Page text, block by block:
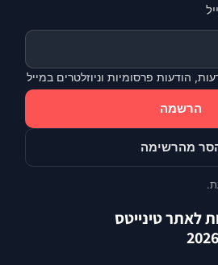
הודעות פרסומיות וניוזלטרים במייל
הרשמה
מהרשימה
לאתר טינייטס